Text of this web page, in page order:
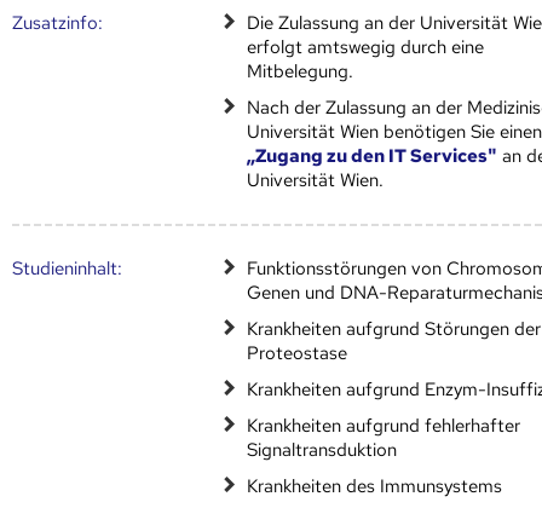
Zusatz­info:
Die Zulassung an der Universität
erfolgt amtswegig durch eine
Mitbelegung.
Nach der Zulassung an der
Universität Wien benötigen Sie einen
„Zugang zu den IT Services" an
Universität Wien.
Studien­inhalt:
Funktionsstörungen von
Genen und DNA-
Krankheiten aufgrund Störungen der
Proteostase
Krankheiten aufgrund Enzym-
Krankheiten aufgrund fehlerhafter
Signaltransduktion
Krankheiten des Immunsystems